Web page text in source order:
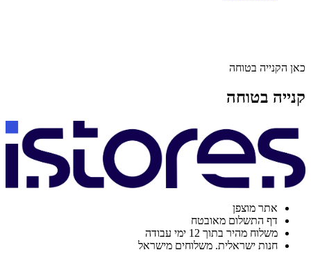
כאן הקנייה בטוחה
קנייה בטוחה
אתר מוצפן
דף התשלום מאובטח
משלוח מהיר בתוך 12 ימי עבודה
חנות ישראלית. משלוחים מישראל